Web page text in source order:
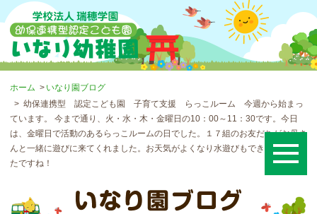
ホーム
いなり園ブログ
幼保連携型 認定こども園 子育て支援 らっこルーム 今週から始まっ
ています。 今まで通り、火・水・木・金曜日の10：00～11：30です。今日
は、金曜日で活動のあるらっこルームの日でした。１７組のお友だちがお母さ
んと一緒に遊びに来てくれました。お天気がよくなり水遊びもできて楽しかっ
たですね！